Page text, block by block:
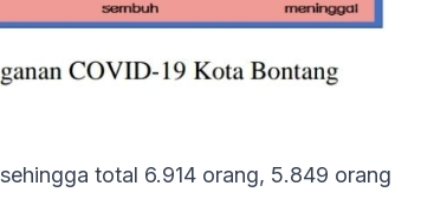
total 6.914 orang, 5.849 orang